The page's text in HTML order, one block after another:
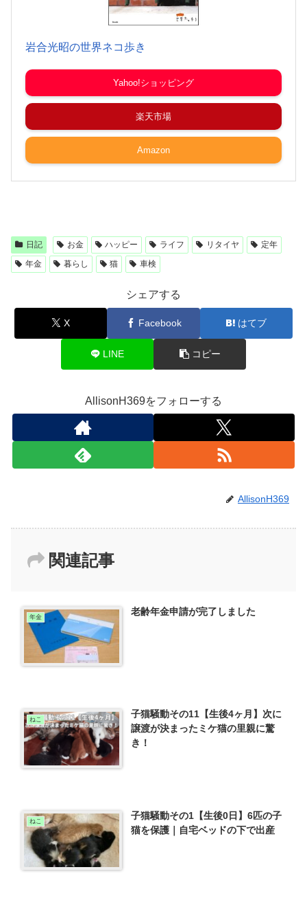
岩合光昭の世界ネコ歩き
Yahoo!ショッピング
楽天市場
Amazon
日記 お金 ハッピー ライフ リタイヤ
定年
年金
暮らし 猫 車検
シェアする
X Facebook はてブ
LINE コピー
AllisonH369をフォローする
AllisonH369
関連記事
年金 老齢年金申請が完了しました
ねこ
子猫騒動その11【生後4ヶ月】次に
譲渡が決まったミケ猫の里親に驚
き！
ねこ
子猫騒動その1【生後0日】6匹の子
猫を保護｜自宅ベッドの下で出産